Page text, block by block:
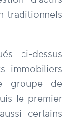
traditionnels
ci-dessus
immobiliers
groupe de
le premier
certains